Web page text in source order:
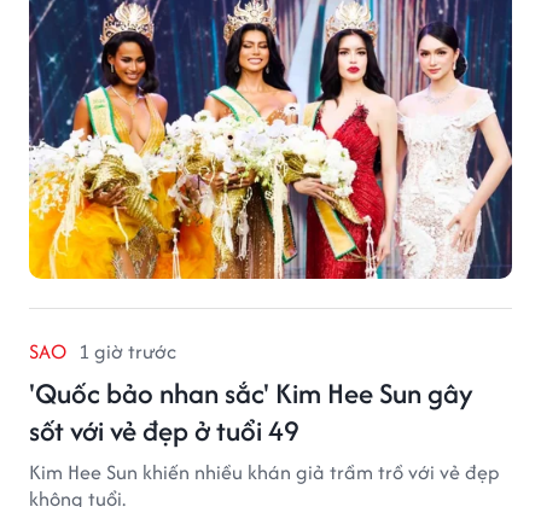
SAO 1 giờ trước
'Quốc bảo nhan sắc' Kim Hee Sun gây
sốt với vẻ đẹp ở tuổi 49
Kim Hee Sun khiến nhiều khán giả trầm trồ với vẻ đẹp
không tuổi.